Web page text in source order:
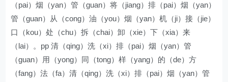
（pai）烟（yan）管（guan）将（jiang）排（pai）烟（yan）
管（guan）从（cong）油（you）烟（yan）机（ji）接（jie）
口（kou）处（chu）拆（chai）卸（xie）下（xia）来
（lai）。pp 清（qing）洗（xi）排（pai）烟（yan）管
（guan）用（yong）同（tong）样（yang）的（de）方
（fang）法（fa）清（qing）洗（xi）排（pai）烟（yan）管